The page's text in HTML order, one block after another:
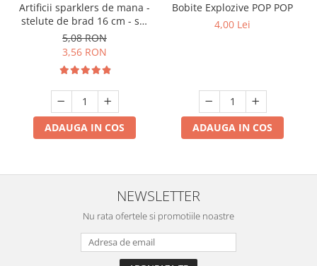
Artificii sparklers de mana -
stelute de brad 16 cm - set
10 buc
5,08 RON
3,56 RON
ADAUGA IN COS
Bobite Explozive POP POP
4,00 Lei
ADAUGA IN COS
NEWSLETTER
Nu rata ofertele si promotiile noastre